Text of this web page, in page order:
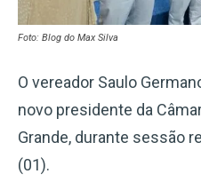
Foto: Blog do Max Silva
O vereador Saulo
novo presidente da
Grande, durante sessão
(01).